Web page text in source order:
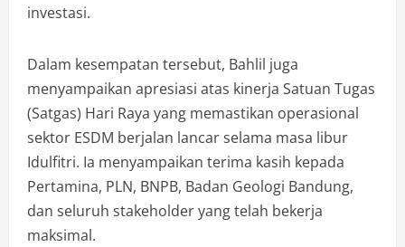
investasi.
Dalam kesempatan tersebut, Bahlil juga
menyampaikan apresiasi atas kinerja Satuan Tugas
(Satgas) Hari Raya yang memastikan operasional
sektor ESDM berjalan lancar selama masa libur
Idulfitri. Ia menyampaikan terima kasih kepada
Pertamina, PLN, BNPB, Badan Geologi Bandung,
dan seluruh stakeholder yang telah bekerja
maksimal.